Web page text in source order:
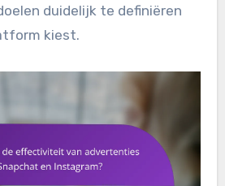
duidelijk te definiëren
kiest.